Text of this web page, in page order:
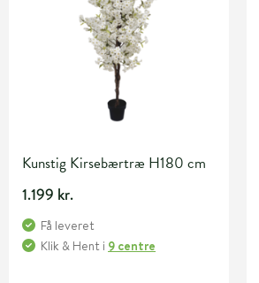
Kunstig Kirsebærtræ H180 cm
1.199 kr.
Få leveret
Klik & Hent i 9 centre